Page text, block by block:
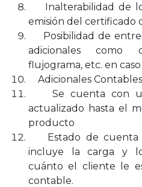
Inalterabilidad de
emisión del certificado
Posibilidad de
adicionales como
flujograma, etc. en
Adicionales
Se cuenta con un
actualizado hasta el
producto
Estado de cuenta
incluye la carga y
cuánto el cliente le
contable.